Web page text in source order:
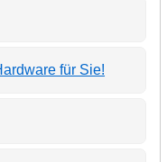
für Sie!